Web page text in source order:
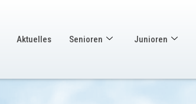
Aktuelles Senioren Junioren